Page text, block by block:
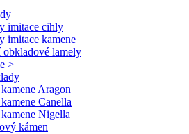
imitace cihly
imitace kamene
obkladové lamely
>
Aragon
Canella
Nigella
kámen